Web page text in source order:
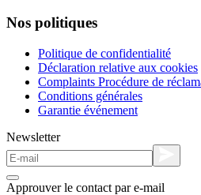
Nos politiques
Politique de confidentialité
Déclaration relative aux cookies
Complaints Procédure de
Conditions générales
Garantie événement
Newsletter
Approuver le contact par e-mail